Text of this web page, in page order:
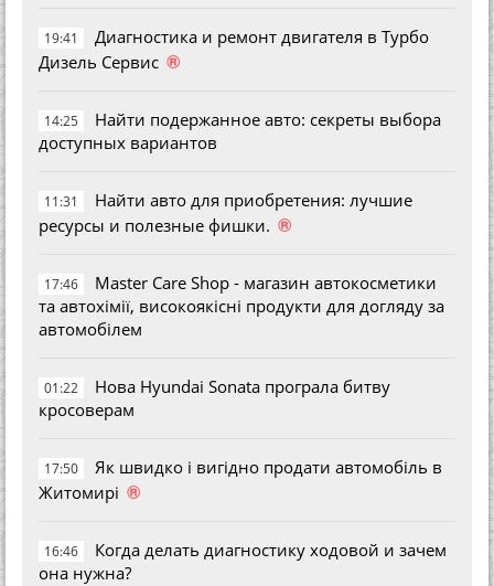
19:41
Диагностика и ремонт двигателя в Турбо
Дизель Сервис ®
14:25
Найти подержанное авто: секреты выбора
доступных вариантов
11:31
Найти авто для приобретения: лучшие
ресурсы и полезные фишки. ®
17:46
Master Care Shop - магазин автокосметики
та автохімії, високоякісні продукти для догляду за
автомобілем
01:22
Нова Hyundai Sonata програла битву
кросоверам
17:50
Як швидко і вигідно продати автомобіль в
Житомирі ®
16:46
Когда делать диагностику ходовой и зачем
она нужна?